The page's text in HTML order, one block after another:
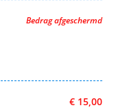
Bedrag afgeschermd
€ 15,00